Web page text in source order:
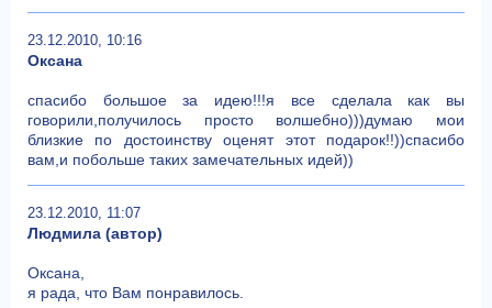
23.12.2010, 10:16
Оксана
спасибо большое за идею!!!я все сделала как вы
говорили,получилось просто волшебно)))думаю мои
близкие по достоинству оценят этот подарок!!))спасибо
вам,и побольше таких замечательных идей))
23.12.2010, 11:07
Людмила (автор)
Оксана,
я рада, что Вам понравилось.